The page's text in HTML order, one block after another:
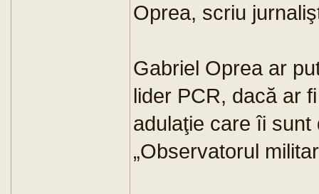
Oprea, scriu
Gabriel Oprea ar
lider PCR, dacă ar
adulaţie care îi
„Observatorul